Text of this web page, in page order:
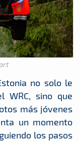
no solo le
WRC, sino que
más jóvenes
un momento
los pasos